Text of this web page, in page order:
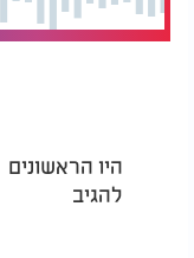
היו הראשונים
להגיב